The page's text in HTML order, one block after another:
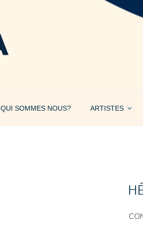
QUI SOMMES NOUS? ARTISTES